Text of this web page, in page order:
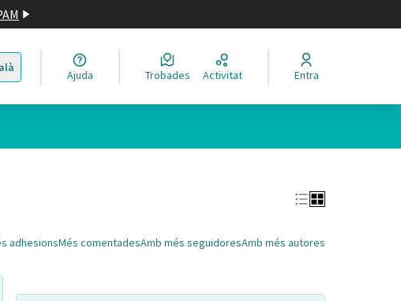
llengua Elegir el idioma
Ajuda Trobades Activitat Entra
adhesionsMés comentadesAmb més seguidoresAmb més autores